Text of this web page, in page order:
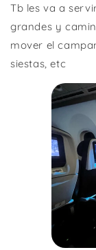
Tb les va a
grandes y
mover el
siestas, etc